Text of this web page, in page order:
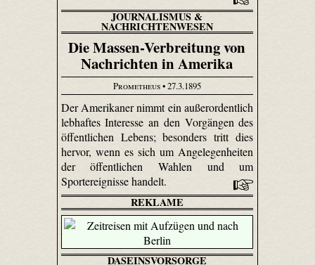
JOURNALISMUS &
NACHRICHTENWESEN
Die Massen-Verbreitung von
Nachrichten in Amerika
Prometheus• 27.3.1895
Der Amerikaner nimmt ein außerordentlich
lebhaftes Interesse an den Vorgängen des
öffentlichen Lebens; besonders tritt dies
hervor, wenn es sich um Angelegenheiten
der öffentlichen Wahlen und um
Sportereignisse handelt.
REKLAME
DASEINSVORSORGE